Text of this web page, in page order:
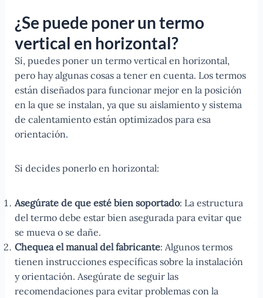
¿Se puede poner un termo
vertical en horizontal?
Sí, puedes poner un termo vertical en horizontal,
pero hay algunas cosas a tener en cuenta. Los termos
están diseñados para funcionar mejor en la posición
en la que se instalan, ya que su aislamiento y sistema
de calentamiento están optimizados para esa
orientación.
Si decides ponerlo en horizontal:
Asegúrate de que esté bien soportado: La estructura
del termo debe estar bien asegurada para evitar que
se mueva o se dañe.
Chequea el manual del fabricante: Algunos termos
tienen instrucciones específicas sobre la instalación
y orientación. Asegúrate de seguir las
recomendaciones para evitar problemas con la